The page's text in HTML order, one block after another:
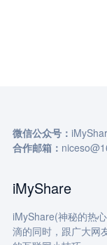
微信公众号：
合作邮箱：
iMyShare
iMyShare(神秘的热
滴的同时，跟广大网